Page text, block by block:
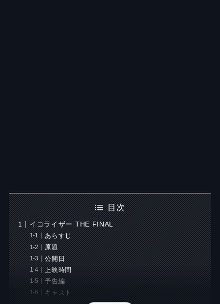
目次
イコライザー THE FINAL
あらすじ
原題
公開日
上映時間
予告編
キャスト